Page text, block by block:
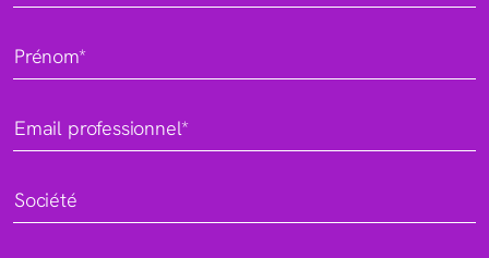
Prénom*
Email professionnel*
Société